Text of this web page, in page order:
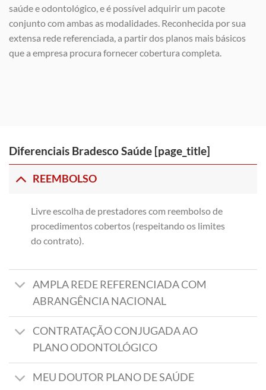
saúde e odontológico, e é possível adquirir um pacote
conjunto com ambas as modalidades. Reconhecida por sua
extensa rede referenciada, a partir dos planos mais básicos
que a empresa procura fornecer cobertura completa.
Diferenciais Bradesco Saúde [page_title]
REEMBOLSO
Livre escolha de prestadores com reembolso de
procedimentos cobertos (respeitando os limites
do contrato).
AMPLA REDE REFERENCIADA COM
ABRANGÊNCIA NACIONAL
CONTRATAÇÃO CONJUGADA AO
PLANO ODONTOLÓGICO
MEU DOUTOR PLANO DE SAÚDE